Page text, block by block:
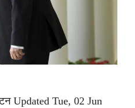
Updated Tue, 02 Jun